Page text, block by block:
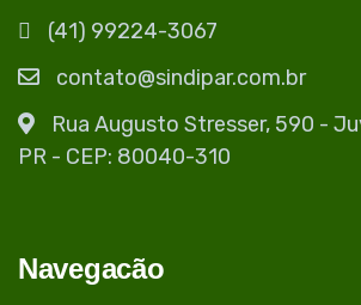
(41) 99224-3067
contato@sindipar.com.br
Rua Augusto Stresser, 590 -
PR - CEP: 80040-310
Navegacão